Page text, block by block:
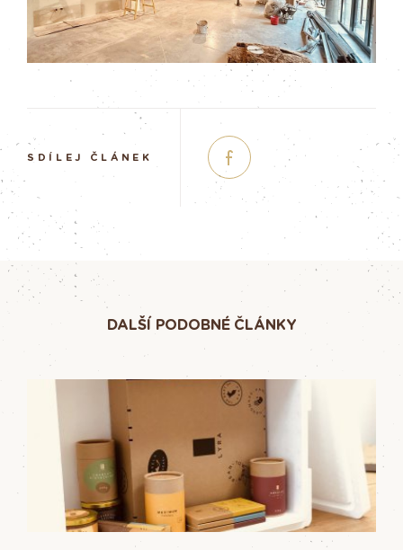
SDÍLEJ ČLÁNEK
DALŠÍ PODOBNÉ ČLÁNKY